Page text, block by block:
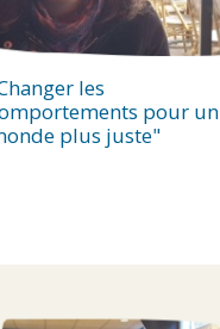
les
pour un
plus juste"